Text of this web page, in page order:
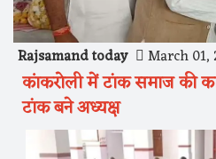
Rajsamand today March 01,
कांकरोली में टांक समाज की
टांक बने अध्यक्ष